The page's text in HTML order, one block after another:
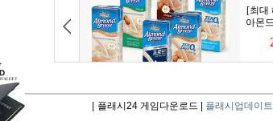
플래시24 게임다운로드 | 플래시업데이트